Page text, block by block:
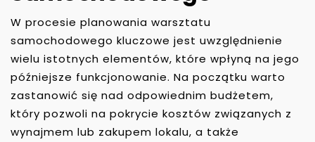
W procesie planowania warsztatu
samochodowego kluczowe jest uwzględnienie
wielu istotnych elementów, które wpłyną na jego
późniejsze funkcjonowanie. Na początku warto
zastanowić się nad odpowiednim budżetem,
który pozwoli na pokrycie kosztów związanych z
wynajmem lub zakupem lokalu, a także